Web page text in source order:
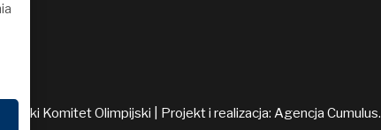
Komitet Olimpijski | Projekt i realizacja: Agencja Cumulus.